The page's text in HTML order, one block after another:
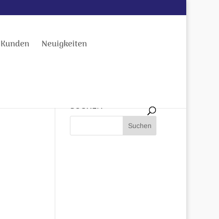
Neuigkeiten
SUCHEN